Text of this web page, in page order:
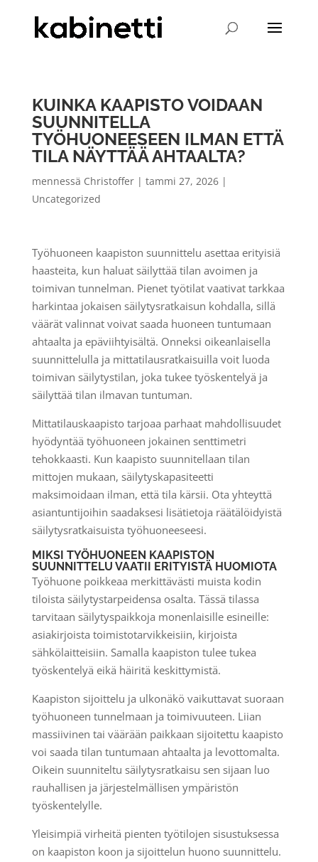
KUINKA KAAPISTO VOIDAAN
SUUNNITELLA
TYÖHUONEESEEN ILMAN ETTÄ
TILA NÄYTTÄÄ AHTAALTA?
mennessä Christoffer| tammi 27, 2026|
Uncategorized
Työhuoneen kaapiston suunnittelu asettaa erityisiä
haasteita, kun haluat säilyttää tilan avoimen ja
toimivan tunnelman. Pienet työtilat vaativat tarkkaa
harkintaa jokaisen säilytysratkaisun kohdalla, sillä
väärät valinnat voivat saada huoneen tuntumaan
ahtaalta ja epäviihtyisältä. Onneksi oikeanlaisella
suunnittelulla ja mittatilausratkaisuilla voit luoda
toimivan säilytystilan, joka tukee työskentelyä ja
säilyttää tilan ilmavan tuntuman.
Mittatilauskaapisto tarjoaa parhaat mahdollisuudet
hyödyntää työhuoneen jokainen senttimetri
tehokkaasti. Kun kaapisto suunnitellaan tilan
mittojen mukaan, säilytyskapasiteetti
maksimoidaan ilman, että tila kärsii. Ota yhteyttä
asiantuntijoihin saadaksesi lisätietoja räätälöidyistä
säilytysratkaisuista työhuoneeseesi.
MIKSI TYÖHUONEEN KAAPISTON
SUUNNITTELU VAATII ERITYISTÄ HUOMIOTA
Työhuone poikkeaa merkittävästi muista kodin
tiloista säilytystarpeidensa osalta. Tässä tilassa
tarvitaan säilytyspaikkoja monenlaisille esineille:
asiakirjoista toimistotarvikkeisiin, kirjoista
sähkölaitteisiin. Samalla kaapiston tulee tukea
työskentelyä eikä häiritä keskittymistä.
Kaapiston sijoittelu ja ulkonäkö vaikuttavat suoraan
työhuoneen tunnelmaan ja toimivuuteen. Liian
massiivinen tai väärään paikkaan sijoitettu kaapisto
voi saada tilan tuntumaan ahtaalta ja levottomalta.
Oikein suunniteltu säilytysratkaisu sen sijaan luo
rauhallisen ja järjestelmällisen ympäristön
työskentelylle.
Yleisimpiä virheitä pienten työtilojen sisustuksessa
on kaapiston koon ja sijoittelun huono suunnittelu.